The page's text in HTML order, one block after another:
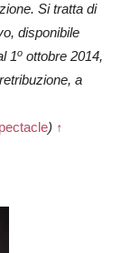
Si tratta di
disponibile
1o ottobre 2014,
a
) ↑